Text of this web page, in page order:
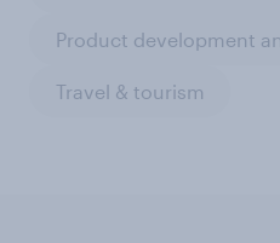
Product development
Travel & tourism